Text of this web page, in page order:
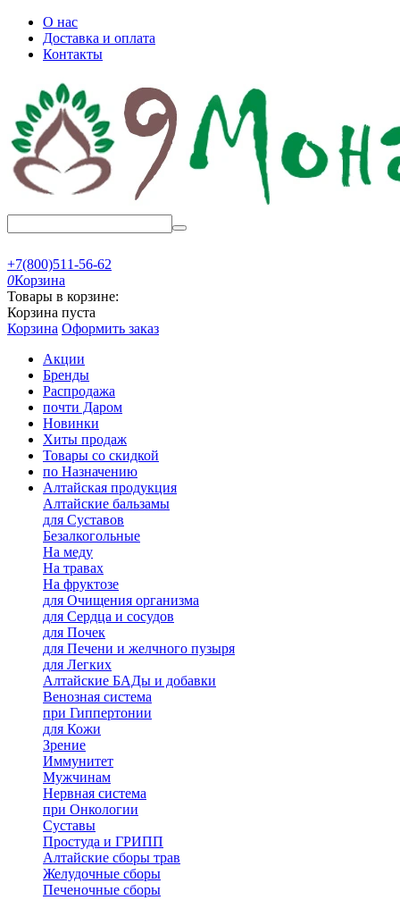
О нас
Доставка и оплата
Контакты
+7(800)511-56-62
0Корзина
Товары в корзине:
Корзина пуста
Корзина Оформить заказ
Акции
Бренды
Распродажа
почти Даром
Новинки
Хиты продаж
Товары со скидкой
по Назначению
Алтайская продукция
Алтайские бальзамы
для Суставов
Безалкогольные
На меду
На травах
На фруктозе
для Очищения организма
для Сердца и сосудов
для Почек
для Печени и желчного пузыря
для Легких
Алтайские БАДы и добавки
Венозная система
при Гиппертонии
для Кожи
Зрение
Иммунитет
Мужчинам
Нервная система
при Онкологии
Суставы
Простуда и ГРИПП
Алтайские сборы трав
Желудочные сборы
Печеночные сборы